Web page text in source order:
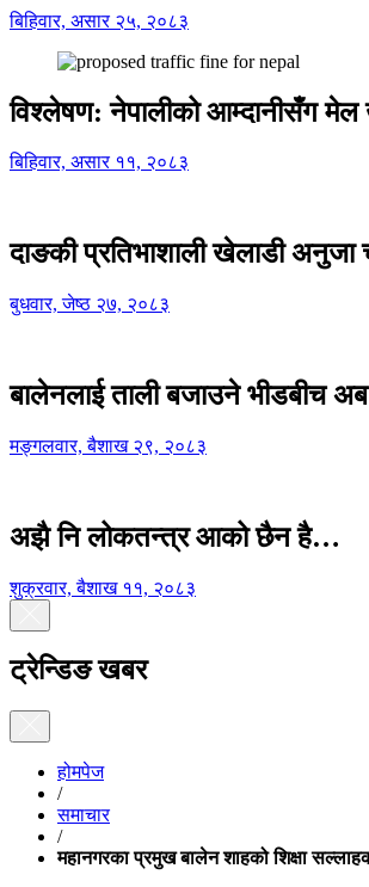
बिहिवार, असार २५, २०८३
विश्लेषण: नेपालीको आम्दानीसँग मेल
बिहिवार, असार ११, २०८३
दाङकी प्रतिभाशाली खेलाडी अनुजा
बुधवार, जेष्ठ २७, २०८३
बालेनलाई ताली बजाउने भीडबीच
मङ्गलवार, बैशाख २९, २०८३
अझै नि लोकतन्त्र आको छैन है…
शुक्रवार, बैशाख ११, २०८३
ट्रेन्डिङ खबर
होमपेज
/
समाचार
/
महानगरका प्रमुख बालेन शाहको शिक्षा